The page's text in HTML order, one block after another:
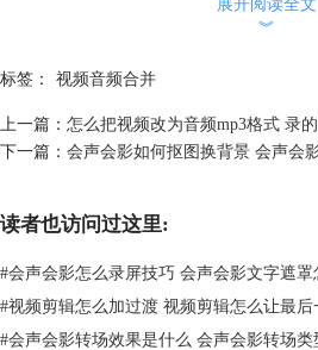
音乐与声音轨道的功能大致相同，两者是独
︾
标签： 视频音频合并
上一篇： 怎么把视频改为音频mp3格式 录
下一篇： 会声会影如何抠图换背景 会声会
读者也访问过这里:
#会声会影怎么录屏技巧 会声会影文字遮罩
#视频剪辑怎么加过渡 视频剪辑怎么让最后
#会声会影转场效果是什么 会声会影转场